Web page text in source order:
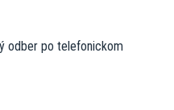
odber po telefonickom